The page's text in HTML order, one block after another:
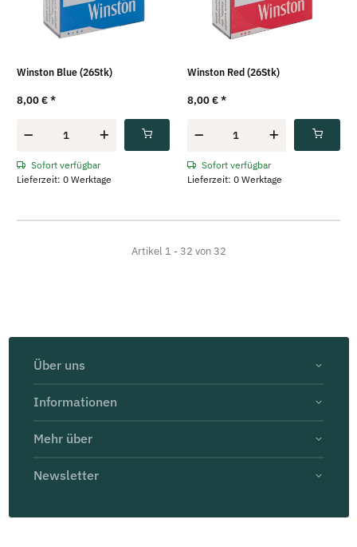
Winston Blue (26Stk)
8,00 €*
Sofort verfügbar
Lieferzeit: 0 Werktage
Winston Red (26Stk)
8,00 €*
Sofort verfügbar
Lieferzeit: 0 Werktage
Artikel 1 - 32 von 32
Über uns
Informationen
Mehr über
Newsletter